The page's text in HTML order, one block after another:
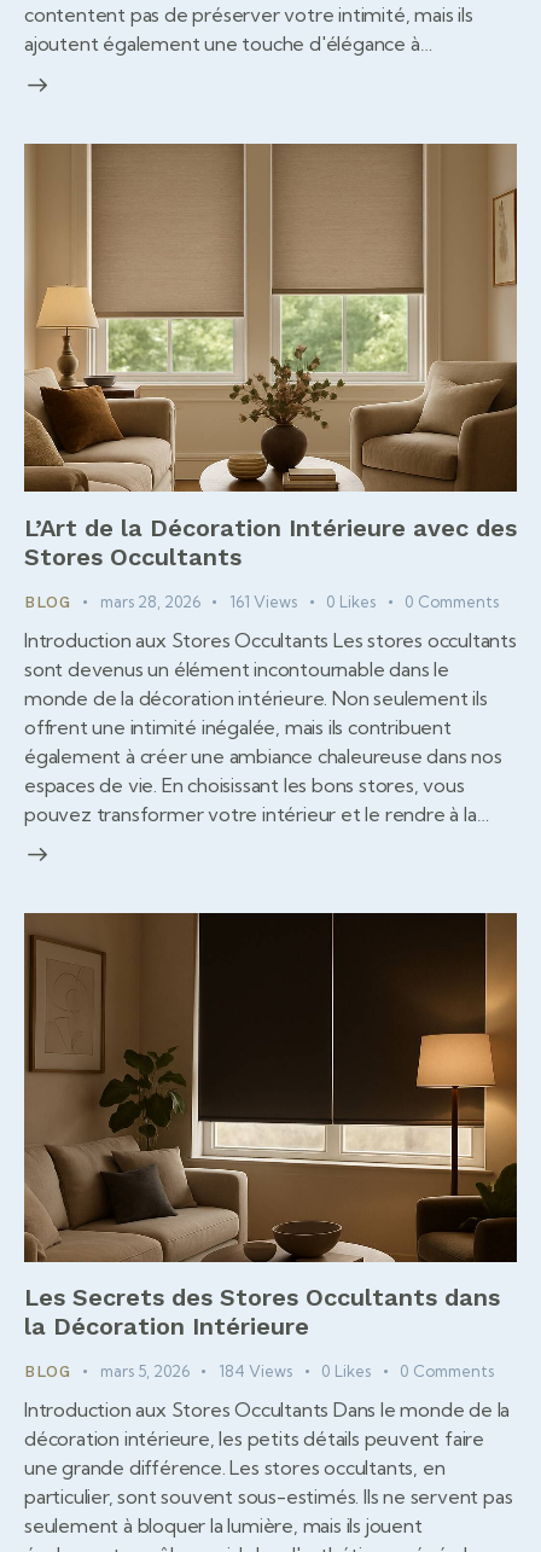
contentent pas de préserver votre intimité, mais ils
ajoutent également une touche d'élégance à…
L’Art de la Décoration Intérieure avec des
Stores Occultants
BLOG mars 28, 2026 161 Views 0 Likes 0 Comments
Introduction aux Stores Occultants Les stores occultants
sont devenus un élément incontournable dans le
monde de la décoration intérieure. Non seulement ils
offrent une intimité inégalée, mais ils contribuent
également à créer une ambiance chaleureuse dans nos
espaces de vie. En choisissant les bons stores, vous
pouvez transformer votre intérieur et le rendre à la…
Les Secrets des Stores Occultants dans
la Décoration Intérieure
BLOG mars 5, 2026 184 Views 0 Likes 0 Comments
Introduction aux Stores Occultants Dans le monde de la
décoration intérieure, les petits détails peuvent faire
une grande différence. Les stores occultants, en
particulier, sont souvent sous-estimés. Ils ne servent pas
seulement à bloquer la lumière, mais ils jouent